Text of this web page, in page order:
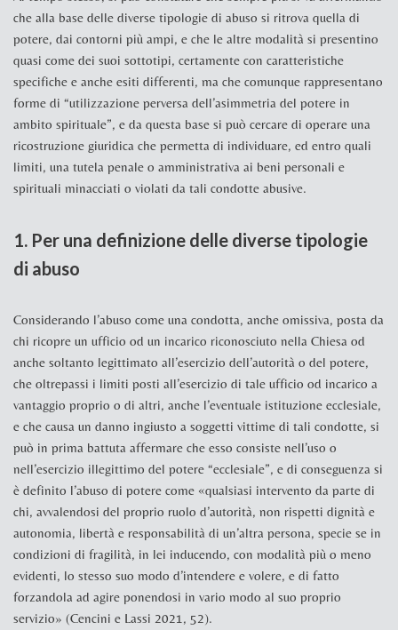
che alla base delle diverse tipologie di abuso si ritrova quella di
potere, dai contorni più ampi, e che le altre modalità si presentino
quasi come dei suoi sottotipi, certamente con caratteristiche
specifiche e anche esiti differenti, ma che comunque rappresentano
forme di “utilizzazione perversa dell’asimmetria del potere in
ambito spirituale”, e da questa base si può cercare di operare una
ricostruzione giuridica che permetta di individuare, ed entro quali
limiti, una tutela penale o amministrativa ai beni personali e
spirituali minacciati o violati da tali condotte abusive.
1. Per una definizione delle diverse tipologie
di abuso
Considerando l’abuso come una condotta, anche omissiva, posta da
chi ricopre un ufficio od un incarico riconosciuto nella Chiesa od
anche soltanto legittimato all’esercizio dell’autorità o del potere,
che oltrepassi i limiti posti all’esercizio di tale ufficio od incarico a
vantaggio proprio o di altri, anche l’eventuale istituzione ecclesiale,
e che causa un danno ingiusto a soggetti vittime di tali condotte, si
può in prima battuta affermare che esso consiste nell’uso o
nell’esercizio illegittimo del potere “ecclesiale”, e di conseguenza si
è definito l’abuso di potere come «qualsiasi intervento da parte di
chi, avvalendosi del proprio ruolo d’autorità, non rispetti dignità e
autonomia, libertà e responsabilità di un’altra persona, specie se in
condizioni di fragilità, in lei inducendo, con modalità più o meno
evidenti, lo stesso suo modo d’intendere e volere, e di fatto
forzandola ad agire ponendosi in vario modo al suo proprio
servizio» (Cencini e Lassi 2021, 52).